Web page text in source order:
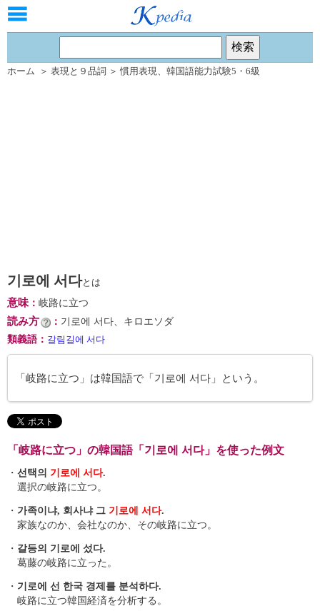
ホーム ＞ 表現と９品詞 ＞ 慣用表現、 韓国語能力試験5・6級
기로에 서다とは
意味： 岐路に立つ
読み方 ： 기로에 서다、キロエソダ
類義語 ： 갈림길에 서다
「岐路に立つ」は韓国語で「기로에 서다」という。
「岐路に立つ」の韓国語「기로에 서다」を使った例文
・ 선택의 기로에 서다.
選択の岐路に立つ。
・ 가족이냐, 회사냐 그 기로에 서다.
家族なのか、会社なのか、その岐路に立つ。
・ 갈등의 기로에 섰다.
葛藤の岐路に立った。
・ 기로에 선 한국 경제를 분석하다.
岐路に立つ韓国経済を分析する。